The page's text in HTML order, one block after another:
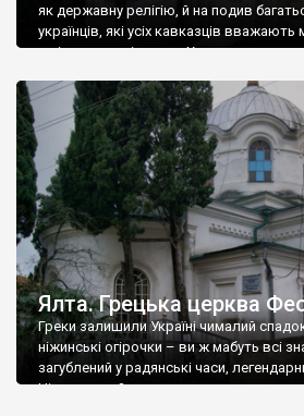
як державну релігію, й на подив
українців, які усіх кавказців
є відданими вірянами Христа
Ялта. Грецька церква
Греки залишили Україні чималий
ніжинські огірочки – ви ж мабуть всі
загублений у радянські часи,
Ніжин греки?